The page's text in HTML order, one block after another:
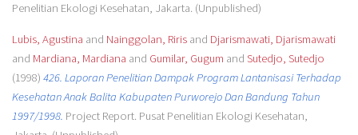
Penelitian Ekologi Kesehatan, Jakarta. (Unpublished)
Lubis, Agustina and Nainggolan, Ririsand Djarismawati, Djarismawati
and Mardiana, Mardiana and Gumilar, Gugum and Sutedjo, Sutedjo
(1998) 426. Laporan Penelitian Dampak Program Lantanisasi Terhadap
Kesehatan Anak Balita Kabupaten Purworejo Dan Bandung Tahun
1997/1998. Project Report. Pusat Penelitian Ekologi Kesehatan,